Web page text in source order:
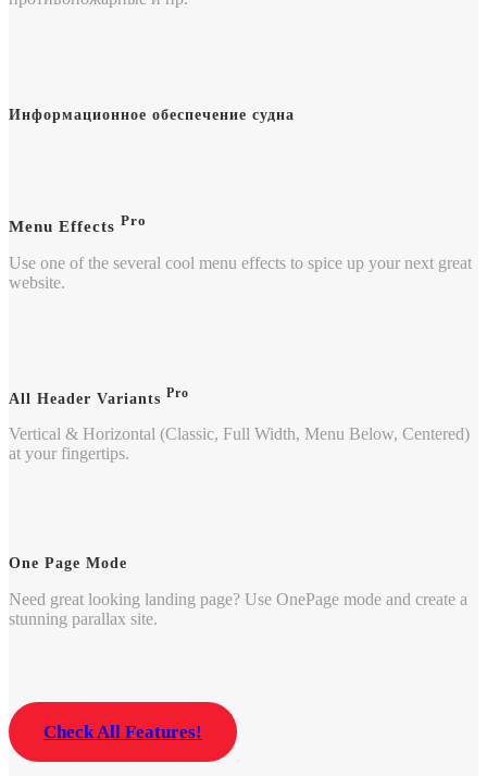
Информационное обеспечение судна
Menu Effects Pro
Use one of the several cool menu effects to spice up your next great
website.
All Header Variants Pro
Vertical & Horizontal (Classic, Full Width, Menu Below, Centered)
at your fingertips.
One Page Mode
Need great looking landing page? Use OnePage mode and create a
stunning parallax site.
Check All Features!